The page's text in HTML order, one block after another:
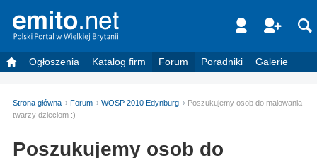
Ogłoszenia Katalog firm Forum Poradniki Galerie
Strona główna Forum WOSP 2010 Edynburg
Poszukujemy osob do malowania
twarzy dzieciom :)
Poszukujemy osob do